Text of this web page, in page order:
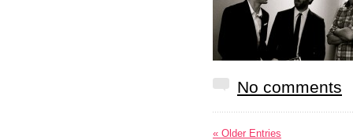
No comments
« Older Entries